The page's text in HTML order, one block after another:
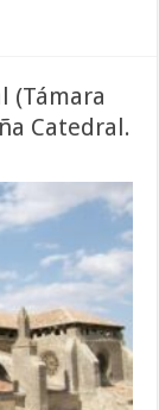
(Támara
Catedral.